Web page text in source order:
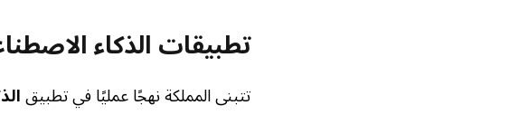
تطبيقات الذكاء
تتبنى المملكة نهجًا عمليًا في تطبيق